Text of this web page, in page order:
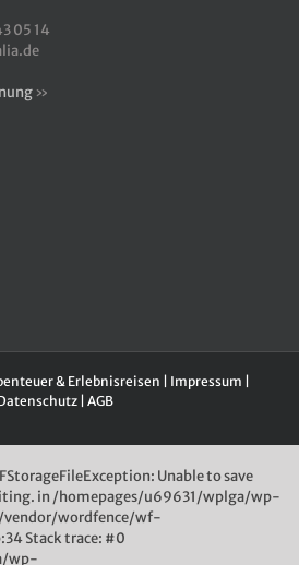
05 14
»
& Erlebnisreisen | Impressum
| AGB
Unable to save
in /homepages/u69631/wplga/wp-
wordfence/wf-
Stack trace: #0
wp-